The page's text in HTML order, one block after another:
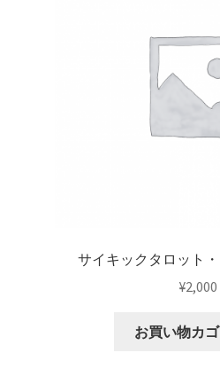
サイキックタロット
¥2,000
お買い物カ